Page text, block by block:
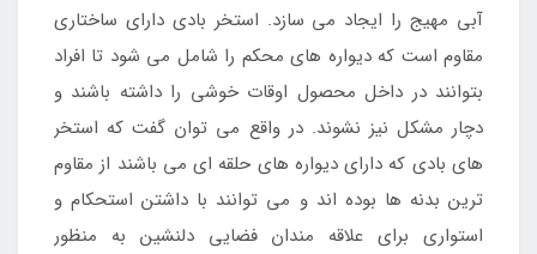
آبی مهیج را ایجاد می سازد. استخر بادی دارای ساختاری
مقاوم است که دیواره های محکم را شامل می شود تا افراد
بتوانند در داخل محصول اوقات خوشی را داشته باشند و
دچار مشکل نیز نشوند. در واقع می توان گفت که استخر
های بادی که دارای دیواره های حلقه ای می باشند از مقاوم
ترین بدنه ها بوده اند و می توانند با داشتن استحکام و
استواری برای علاقه مندان فضایی دلنشین به منظور